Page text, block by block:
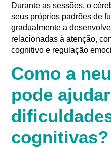
Durante as sessões, o
seus próprios padrões de
gradualmente a
relacionadas à atenção,
cognitivo e regulação
Como a
pode
cognitivas?